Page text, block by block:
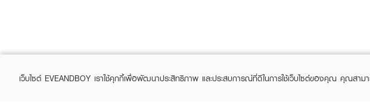
เว็บไซต์ EVEANDBOY เราใช้คุกกี้เพื่อพัฒนาประสิทธิภาพ และประสบการณ์ที่ดีในการใช้เว็บไซต์ของคุณ คุณสามา